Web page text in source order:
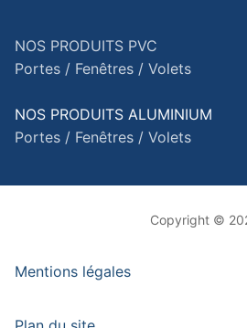
NOS PRODUITS PVC
Portes / Fenêtres / Volets
NOS PRODUITS ALUMINIUM
Portes / Fenêtres / Volets
Copyright ©
Mentions légales